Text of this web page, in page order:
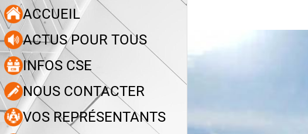
ACCUEIL
ACTUS POUR TOUS
INFOS CSE
NOUS CONTACTER
VOS REPRÉSENTANTS